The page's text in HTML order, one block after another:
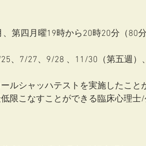
第四月曜19時から20時20分（80
、7/27、9/28 、11/30（第五週）
ルシャッハテストを実施したこと
限こなすことができる臨床心理士/